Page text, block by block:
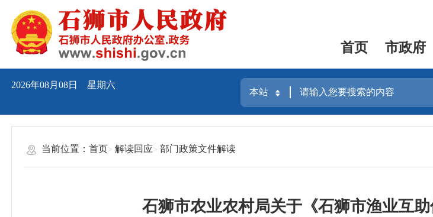
首页 市政府
2026年08月08日 星期六
当前位置：首页 解读回应 部门政策文件解读
石狮市农业农村局关于《石狮市渔业互